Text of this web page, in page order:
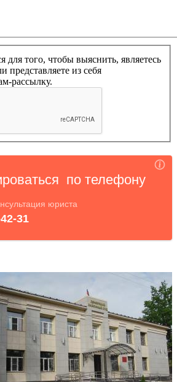
для того, чтобы выяснить, являетесь
представляете из себя
рассылку.